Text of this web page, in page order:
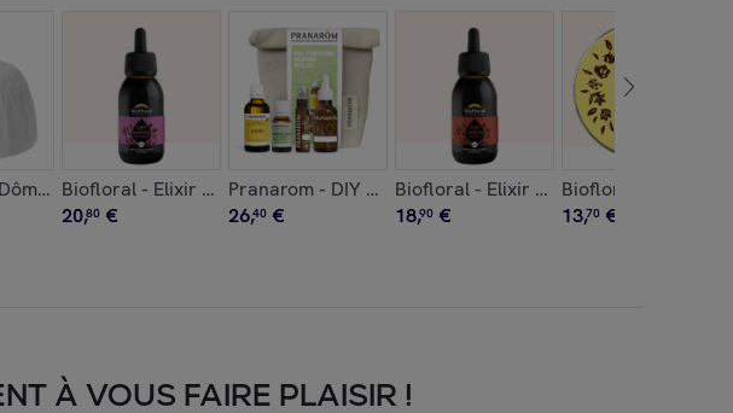
- 30 capsules
- 15 ml
BAROCCO pour diffuseur CERA - 1 pièce
Biofloral - Elixir de Souplesse - Bio - 100 ml
20,80 €
Pranarom - DIY Soin éclat visage - 3 produits offerts - 1
26,40 €
Biofloral - Elixir de Digestion - Bio -
18,90 €
Biofloral - Moment
13,70 €
À VOUS FAIRE PLAISIR !